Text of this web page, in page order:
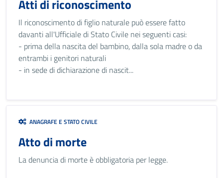
Atti di riconoscimento
Il riconoscimento di figlio naturale può essere fatto
davanti all'Ufficiale di Stato Civile nei seguenti casi:
- prima della nascita del bambino, dalla sola madre o da
entrambi i genitori naturali
- in sede di dichiarazione di nascit...
ANAGRAFE E STATO CIVILE
Atto di morte
La denuncia di morte è obbligatoria per legge.